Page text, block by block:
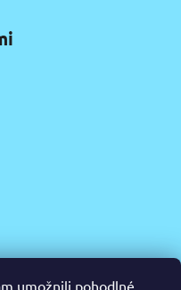
umožnili pohodlné